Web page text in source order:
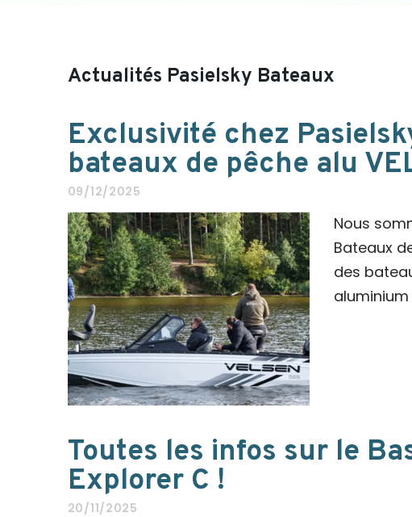
Actualités Pasielsky Bateaux
Exclusivité chez
bateaux de pêche alu
09/12/2025
Nous
Bateaux
des
aluminium
Toutes les infos sur le
Explorer C !
20/11/2025